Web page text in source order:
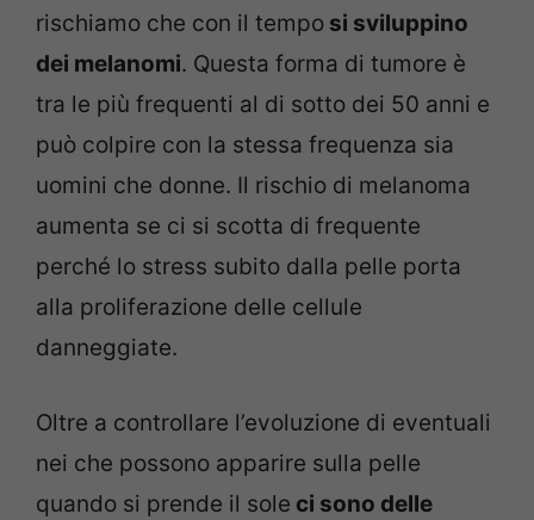
rischiamo che con il tempo si sviluppino
dei melanomi. Questa forma di tumore è
tra le più frequenti al di sotto dei 50 anni e
può colpire con la stessa frequenza sia
uomini che donne. Il rischio di melanoma
aumenta se ci si scotta di frequente
perché lo stress subito dalla pelle porta
alla proliferazione delle cellule
danneggiate.
Oltre a controllare l’evoluzione di eventuali
nei che possono apparire sulla pelle
quando si prende il sole ci sono delle